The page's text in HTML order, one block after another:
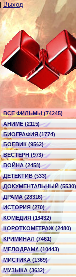
Выход
ВСЕ ФИЛЬМЫ (74245)
АНИМЕ (2115)
БИОГРАФИЯ (1774)
БОЕВИК (9562)
ВЕСТЕРН (973)
ВОЙНА (2458)
ДЕТЕКТИВ (533)
ДОКУМЕНТАЛЬНЫЙ (5530)
ДРАМА (28316)
ИСТОРИЯ (270)
КОМЕДИЯ (18432)
КОРОТКОМЕТРАЖ (2480)
КРИМИНАЛ (7461)
МЕЛОДРАМА (10443)
МИСТИКА (1369)
МУЗЫКА (3632)